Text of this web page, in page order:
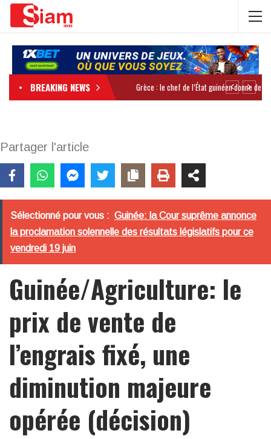
BREAKING NEWS
Partager l'article
Sélectionné pour vous : Guinée: la Cour suprême annonce
la proclamation solennelle des résultats législatifs pour ce
vendredi 19 juin
Guinée/Agriculture: le
prix de vente de
l’engrais fixé, une
diminution majeure
opérée (décision)